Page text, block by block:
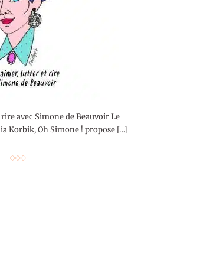
avec Simone de Beauvoir Le
Korbik, Oh Simone ! propose […]